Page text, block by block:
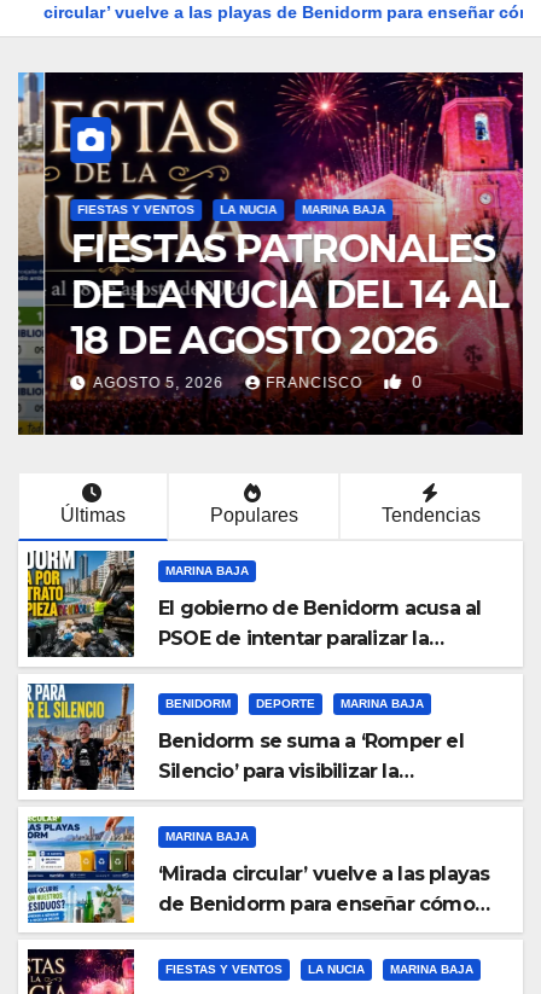
visibilizar la prevención del suicidio ‘Mirada circular’
FIESTAS Y VENTOS LA NUCIA MARINA BAJA
FIESTAS PATRONALES
DE LA NUCIA DEL 14 AL
18 DE AGOSTO 2026
AGOSTO 5, 2026 FRANCISCO 0
Últimas Populares Tendencias
MARINA BAJA
El gobierno de Benidorm acusa al
PSOE de intentar paralizar la
gestión municipal tras recurrir el
contrato de limpieza
BENIDORM DEPORTE MARINA BAJA
Benidorm se suma a ‘Romper el
Silencio’ para visibilizar la
prevención del suicidio
MARINA BAJA
‘Mirada circular’ vuelve a las playas
de Benidorm para enseñar cómo
separar y reciclar los residuos
FIESTAS Y VENTOS LA NUCIA MARINA BAJA